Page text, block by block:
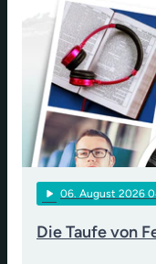
play_arrow 06. August 2026
Die Taufe von